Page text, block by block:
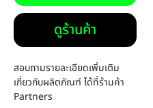
ดูร้านค้า
สอบถามรายละเอียดเพิ่มเติม
เกี่ยวกับผลิตภัณฑ์ ได้ที่ร้านค้า
Partners